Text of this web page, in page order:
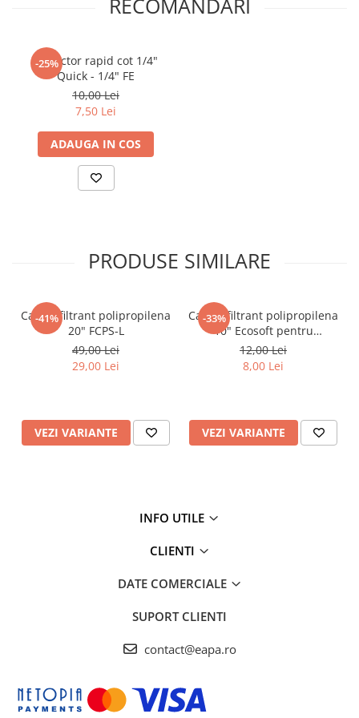
Intervalul temperaturii sistemului de apă: 2 - 23 ° C (35 - 73,4 ° F)
Conexiuni cartuș: 2 x 1/4
RECOMANDARI
-25%
Conector rapid cot 1/4"
Quick - 1/4" FE
10,00 Lei
7,50 Lei
ADAUGA IN COS
PRODUSE SIMILARE
-41%
Cartus filtrant polipropilena
20" FCPS-L
49,00 Lei
29,00 Lei
VEZI VARIANTE
-33%
Cartus filtrant polipropilena
10" Ecosoft pentru
eliminarea sedimentelor
12,00 Lei
8,00 Lei
VEZI VARIANTE
INFO UTILE
CLIENTI
DATE COMERCIALE
SUPORT CLIENTI
contact@eapa.ro